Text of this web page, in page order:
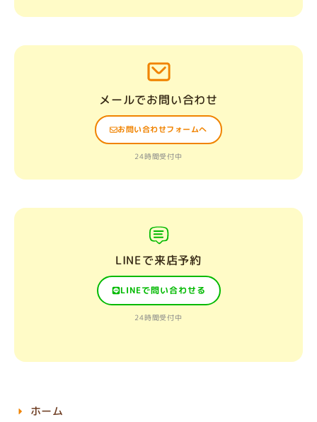
メールでお問い合わせ
お問い合わせフォームへ
24時間受付中
LINEで来店予約
LINEで問い合わせる
24時間受付中
ホーム